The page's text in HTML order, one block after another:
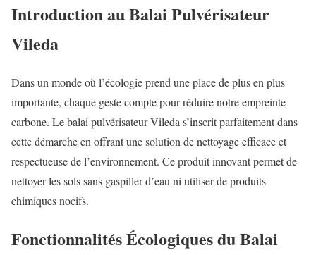
Introduction au Balai Pulvérisateur
Vileda
Dans un monde où l’écologie prend une place de plus en plus
importante, chaque geste compte pour réduire notre empreinte
carbone. Le balai pulvérisateur Vileda s’inscrit parfaitement dans
cette démarche en offrant une solution de nettoyage efficace et
respectueuse de l’environnement. Ce produit innovant permet de
nettoyer les sols sans gaspiller d’eau ni utiliser de produits
chimiques nocifs.
Fonctionnalités Écologiques du Balai